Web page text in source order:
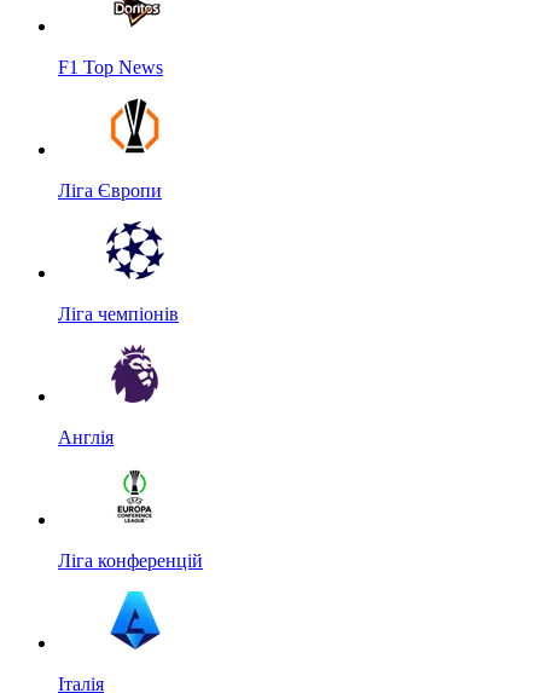
F1 Top News
Ліга Європи
Ліга чемпіонів
Англія
Ліга конференцій
Італія